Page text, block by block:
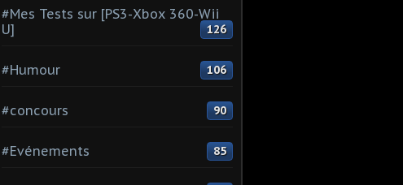
#Mes Tests sur [PS3-Xbox 360-Wii
U]
126
#Humour 106
#concours 90
#Evénements 85